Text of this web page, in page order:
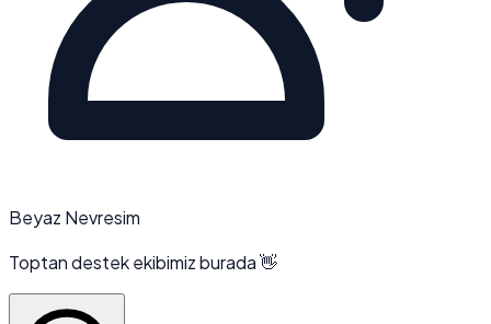
Beyaz Nevresim
Toptan destek ekibimiz burada 👋